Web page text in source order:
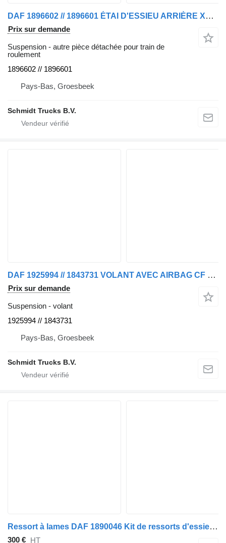
DAF 1896602 // 1896601 ÉTAI D'ESSIEU ARRIÈRE XF CF 450 EURO 6 MODÈLE 2021 pour camion
Prix sur demande
Suspension - autre pièce détachée pour train de
roulement
1896602 // 1896601
Pays-Bas, Groesbeek
Schmidt Trucks B.V.
DAF 1925994 // 1843731 VOLANT AVEC AIRBAG CF ERUO 6 pour camion
Prix sur demande
Suspension - volant
1925994 // 1843731
Pays-Bas, Groesbeek
Schmidt Trucks B.V.
Ressort à lames DAF 1890046 Kit de ressorts d'essieu avant à 2 lames ALS neuf pour camion DAF CF86 / XF106
300 € HT